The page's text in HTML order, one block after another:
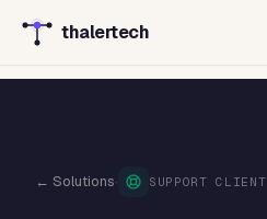
thalertech
← Solutions· SUPPORT CLIENT